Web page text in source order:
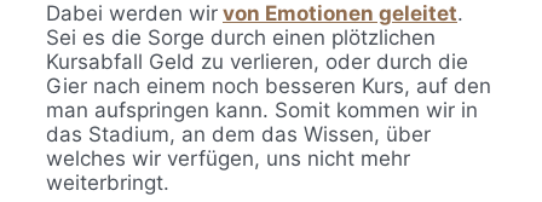
Dabei werden wir von Emotionen geleitet.
Sei es die Sorge durch einen plötzlichen
Kursabfall Geld zu verlieren, oder durch die
Gier nach einem noch besseren Kurs, auf den
man aufspringen kann. Somit kommen wir in
das Stadium, an dem das Wissen, über
welches wir verfügen, uns nicht mehr
weiterbringt.